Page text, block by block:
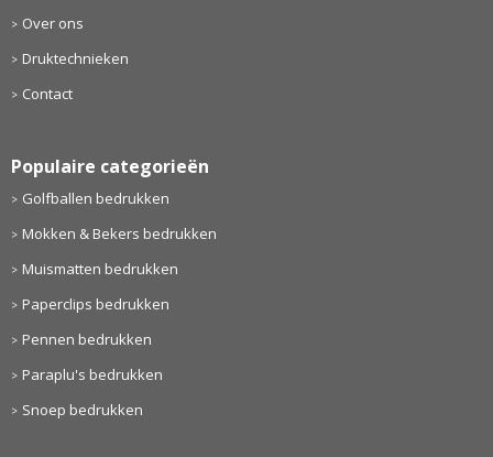
Over ons
Druktechnieken
Contact
Populaire categorieën
Golfballen bedrukken
Mokken & Bekers bedrukken
Muismatten bedrukken
Paperclips bedrukken
Pennen bedrukken
Paraplu's bedrukken
Snoep bedrukken